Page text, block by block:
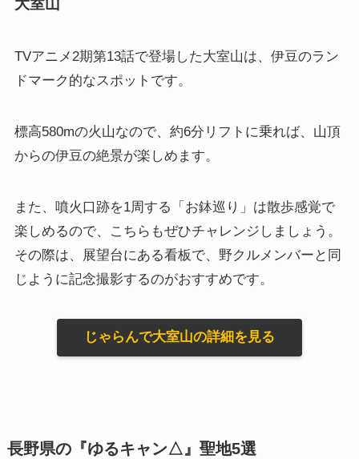
大室山
TVアニメ2期第13話で登場した大室山は、伊豆のラン
ドマーク的なスポットです。
標高580mの火山なので、約6分リフトに乗れば、山頂
からの伊豆の絶景が楽しめます。
また、噴火口跡を1周する「お鉢巡り」は散歩感覚で
楽しめるので、こちらもぜひチャレンジしましょう。
その際は、展望台にある看板で、野クルメンバーと同
じように記念撮影するのがおすすめです。
じゃらんで大室山の詳細を見る
長野県の『ゆるキャン△』聖地5選